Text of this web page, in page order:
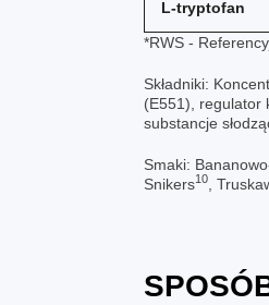
L-tryptofan
*RWS -
Składniki:
(E551), regulator
substancje
Smaki:
Snikers10 ,